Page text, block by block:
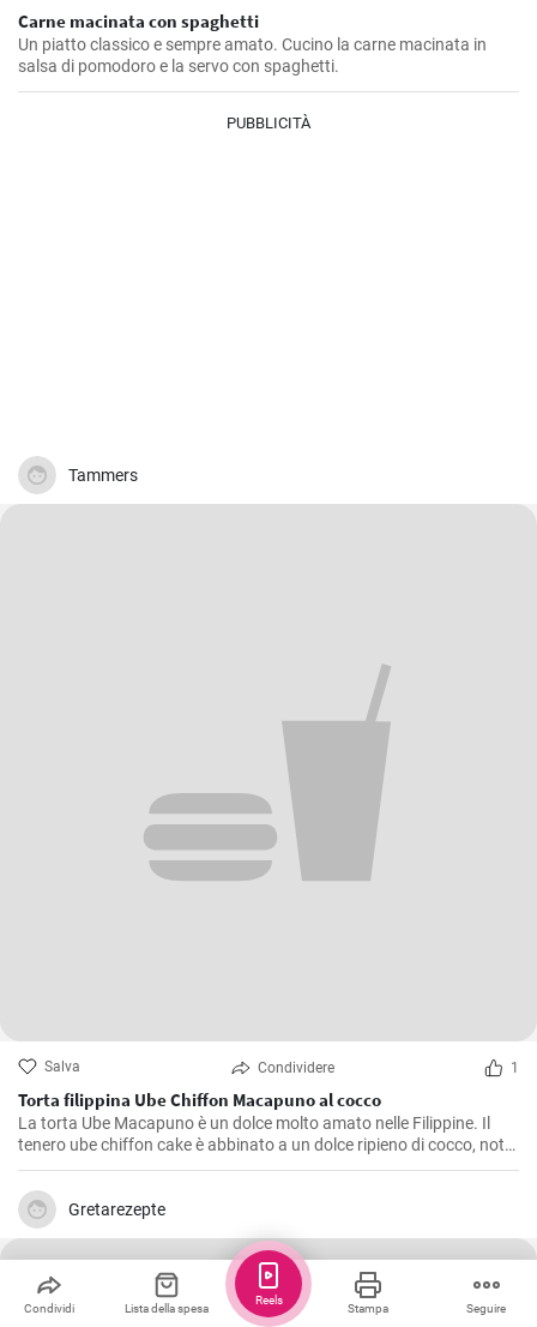
Carne macinata con spaghetti
Un piatto classico e sempre amato. Cucino la carne macinata in
salsa di pomodoro e la servo con spaghetti.
PUBBLICITÀ
Tammers
Salva Condividere 1
Torta filippina Ube Chiffon Macapuno al cocco
La torta Ube Macapuno è un dolce molto amato nelle Filippine. Il
tenero ube chiffon cake è abbinato a un dolce ripieno di cocco, noto
come macapuno, per creare una combinazione appetitosa. Questa
autentica ricetta di torta non è solo deliziosa, ma vanta anche un
accattivante colore viola, che dona un tocco di allegria alla vostra
tavola. Divertitevi a creare questa vivace prelibatezza filippina
Gretarezepte
Condividi Lista della spesa Stampa Seguire
Reels